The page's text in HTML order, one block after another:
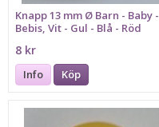
Knapp 13 mm Ø Barn - Baby -
Bebis, Vit - Gul - Blå - Röd
8 kr
Info Köp